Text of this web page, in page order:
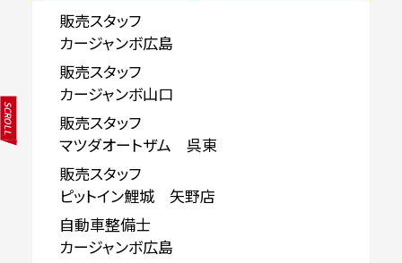
SCROLL
販売スタッフ
カージャンボ広島
販売スタッフ
カージャンボ山口
販売スタッフ
マツダオートザム 呉東
販売スタッフ
ピットイン鯉城 矢野店
自動車整備士
カージャンボ広島